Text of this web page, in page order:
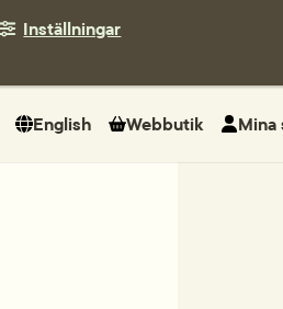
Inställningar
English Webbutik Mina